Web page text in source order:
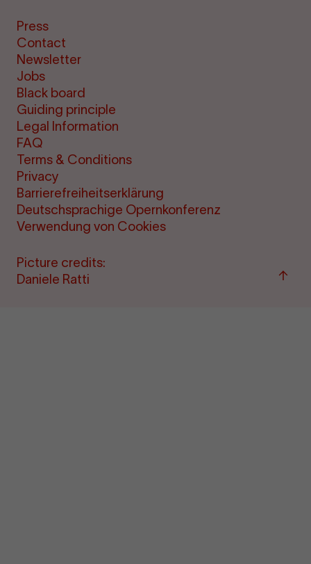
Press
Contact
Newsletter
Jobs
Black board
Guiding principle
Legal Information
FAQ
Terms & Conditions
Privacy
Barrierefreiheitserklärung
Deutschsprachige Opernkonferenz
Verwendung von Cookies
Picture credits:
Daniele Ratti
Back